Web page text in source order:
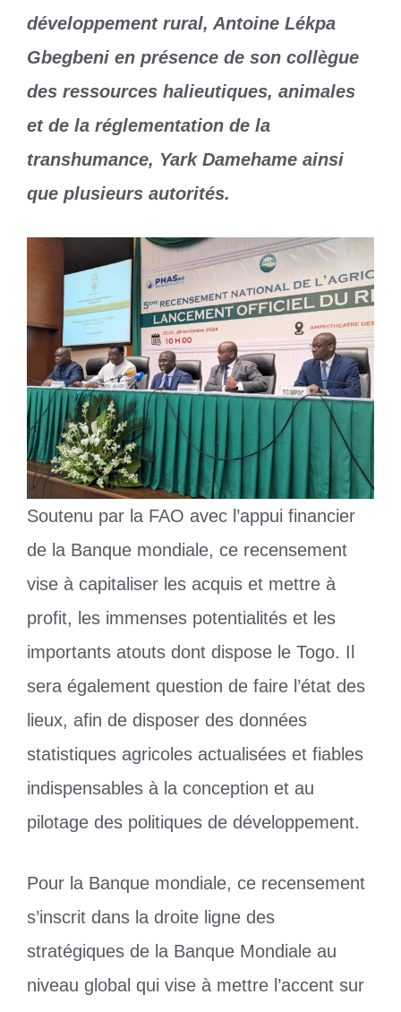
développement rural, Antoine Lékpa
Gbegbeni en présence de son collègue
des ressources halieutiques, animales
et de la réglementation de la
transhumance, Yark Damehame ainsi
que plusieurs autorités.
Soutenu par la FAO avec l’appui financier
de la Banque mondiale, ce recensement
vise à capitaliser les acquis et mettre à
profit, les immenses potentialités et les
importants atouts dont dispose le Togo. Il
sera également question de faire l’état des
lieux, afin de disposer des données
statistiques agricoles actualisées et fiables
indispensables à la conception et au
pilotage des politiques de développement.
Pour la Banque mondiale, ce recensement
s’inscrit dans la droite ligne des
stratégiques de la Banque Mondiale au
niveau global qui vise à mettre l’accent sur